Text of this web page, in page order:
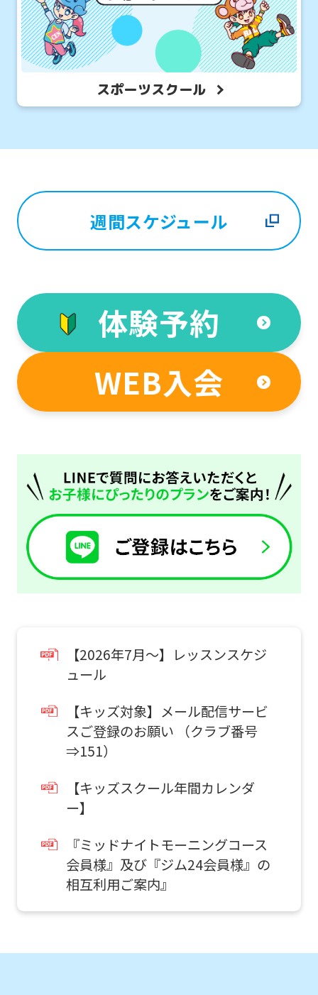
スポーツスクール
週間スケジュール
体験予約
WEB入会
【2026年7月～】レッスンスケジ
ュール
【キッズ対象】メール配信サービ
スご登録のお願い （クラブ番号
⇒151）
【キッズスクール年間カレンダ
ー】
『ミッドナイトモーニングコース
会員様』及び『ジム24会員様』の
相互利用ご案内』
For
Central
official
website
automatically
English.
Click
the
link